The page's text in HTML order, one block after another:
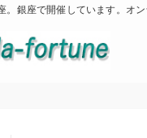
。銀座で開催しています。オ